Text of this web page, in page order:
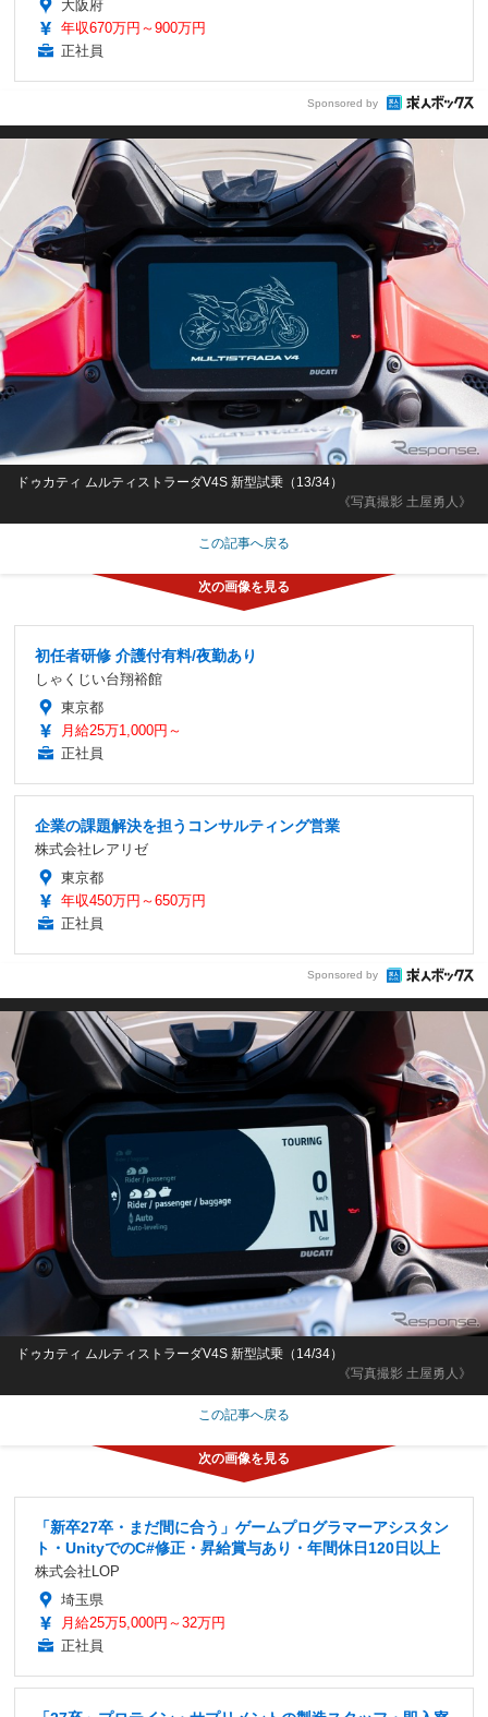
大阪府
年収670万円～900万円
正社員
Sponsored by
《写真撮影 土屋勇人》
ドゥカティ ムルティストラーダV4S 新型試乗（13/34）
この記事へ戻る
初任者研修 介護付有料/夜勤あり
しゃくじい台翔裕館
東京都
月給25万1,000円～
正社員
企業の課題解決を担うコンサルティング営業
株式会社レアリゼ
東京都
年収450万円～650万円
正社員
Sponsored by
《写真撮影 土屋勇人》
ドゥカティ ムルティストラーダV4S 新型試乗（14/34）
この記事へ戻る
「新卒27卒・まだ間に合う」ゲームプログラマーアシスタン
ト・UnityでのC#修正・昇給賞与あり・年間休日120日以上
株式会社LOP
埼玉県
月給25万5,000円～32万円
正社員